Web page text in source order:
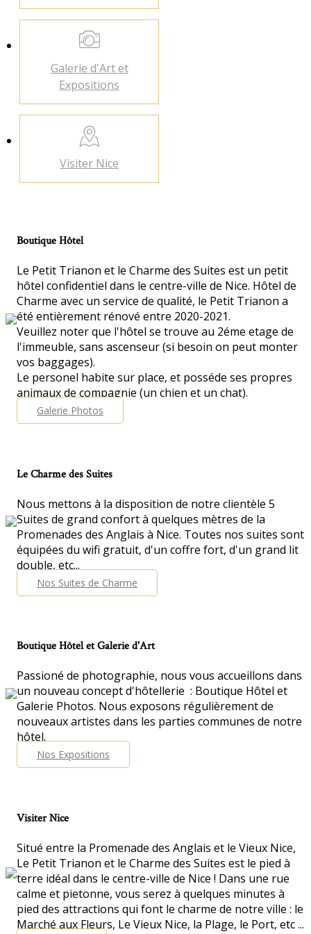
Galerie d'Artet
Expositions
Visiter Nice
Boutique Hôtel
Le Petit Trianon et le Charme des Suites est un petit
hôtel confidentiel dans le centre-ville de Nice. Hôtel de
Charme avec un service de qualité, le Petit Trianon a
été entièrement rénové entre 2020-2021.
Veuillez noter que l'hôtel se trouve au 2éme etage de
l'immeuble, sans ascenseur (si besoin on peut monter
vos baggages).
Le personel habite sur place, et posséde ses propres
animaux de compagnie (un chien et un chat).
Galerie Photos
Le Charme des Suites
Nous mettons à la disposition de notre clientèle 5
Suites de grand confort à quelques mètres de la
Promenades des Anglais à Nice. Toutes nos suites sont
équipées du wifi gratuit, d'un coffre fort, d'un grand lit
double, etc...
Nos Suites de Charme
Boutique Hôtel et Galerie d'Art
Passioné de photographie, nous vous accueillons dans
un nouveau concept d'hôtellerie : Boutique Hôtel et
Galerie Photos. Nous exposons régulièrement de
nouveaux artistes dans les parties communes de notre
hôtel.
Nos Expositions
Visiter Nice
Situé entre la Promenade des Anglais et le Vieux Nice,
Le Petit Trianon et le Charme des Suites est le pied à
terre idéal dans le centre-ville de Nice ! Dans une rue
calme et pietonne, vous serez à quelques minutes à
pied des attractions qui font le charme de notre ville : le
Marché aux Fleurs, Le Vieux Nice, la Plage, le Port, etc ...